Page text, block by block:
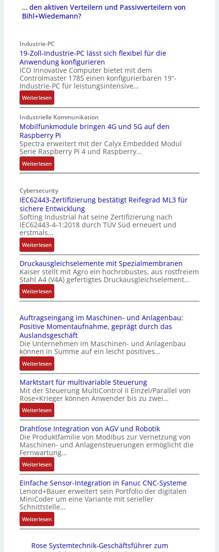
… den aktiven Verteilern und Passivverteilern von
Bihl+Wiedemann?
Industrie-PC
19-Zoll-Industrie-PC lässt sich flexibel für die
Anwendung konfigurieren
ICO Innovative Computer bietet mit dem
Controlmaster 1785 einen konfigurierbaren 19“-
Industrie-PC für leistungsintensive…
Weiterlesen:
1
9
-
Z
o
l
l
-
n
d
u
s
t
r
i
e
-
P
C
l
ä
s
t
s
i
c
h
f
l
e
x
i
b
e
l
f
ü
r
i
e
A
n
w
n
Industrielle Kommunikation
Mobilfunkmodule bringen 4G und 5G auf den
Raspberry Pi
Spectra erweitert mit der Calyx Embedded Modul
Serie Raspberry Pi 4 und Raspberry…
Weiterlesen:
M
b
i
l
f
u
n
k
m
o
d
u
l
e
r
i
n
g
e
n
4
G
u
n
d
5
G
a
u
d
n
R
a
p
e
Cybersecurity
IEC62443-Zertifizierung bestätigt Reifegrad ML3 für
sichere Entwicklung
Softing Industrial hat seine Zertifizierung nach
IEC62443-4-1:2018 durch TÜV Süd erneuert und
erstmals…
Weiterlesen:
I
E
6
2
4
3
-
Z
e
r
t
i
f
i
z
i
e
u
n
g
b
e
s
t
ä
t
i
Druckausgleichselemente mit Spezialmembranen
Kaiser stellt mit Agro ein hochrobustes, aus rostfreiem
Stahl A4 (V4A) gefertigtes Druckausgleichselement…
Weiterlesen:
D
u
c
k
a
u
s
g
l
e
i
c
h
e
l
e
m
e
n
t
e
m
i
S
Auftragseingang im Maschinen- und Anlagenbau:
Positive Momentaufnahme, geprägt durch das
Auslandsgeschäft
Die Unternehmen im Maschinen- und Anlagenbau
können in Summe auf ein leicht positives…
Weiterlesen:
A
u
f
t
r
a
g
s
e
i
n
g
a
n
g
i
m
M
s
Marktstart für multivariable Steuerung
Mit der Steuerung MultiControl II Einzel/Parallel von
Rose+Krieger können Anwender bis zu zwei…
Weiterlesen:
M
a
r
k
t
s
t
a
r
t
f
ü
r
u
Drahtlose Integration von AGV und Robotik
Die Produktfamilie von Modibus zur Vernetzung von
Maschinen- und Anlagensteuerungen ermöglicht die
Fernwartung…
Weiterlesen:
D
r
a
h
t
l
o
e
Einfache Sensor-Integration in Fanuc CNC-Systeme
Lenord+Bauer erweitert sein Portfolio der digitalen
MiniCoder um eine Variante mit serieller
Schnittstelle…
Weiterlesen:
E
n
Rose Systemtechnik-Geschäftsführer zum